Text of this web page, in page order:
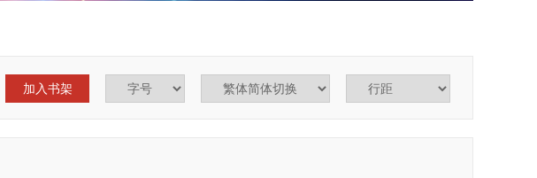
加入书架